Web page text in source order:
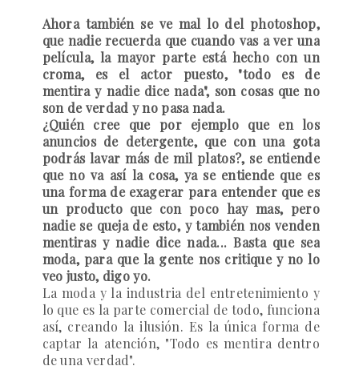
Ahora también se ve mal lo del photoshop,
que nadie recuerda que cuando vas a ver una
película, la mayor parte está hecho con un
croma, es el actor puesto, "todo es de
mentira y nadie dice nada", son cosas que no
son de verdad y no pasa nada.
¿Quién cree que por ejemplo que en los
anuncios de detergente, que con una gota
podrás lavar más de mil platos?, se entiende
que no va así la cosa, ya se entiende que es
una forma de exagerar para entender que es
un producto que con poco hay mas, pero
nadie se queja de esto, y también nos venden
mentiras y nadie dice nada... Basta que sea
moda, para que la gente nos critique y no lo
veo justo, digo yo.
La moda y la industria del entretenimiento y
lo que es la parte comercial de todo, funciona
así, creando la ilusión. Es la única forma de
captar la atención, "Todo es mentira dentro
de una verdad".